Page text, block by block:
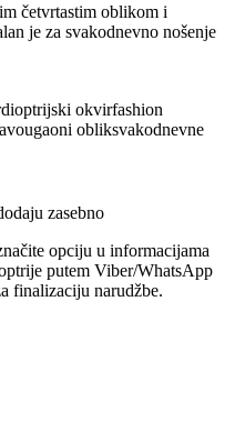
četvrtastim oblikom i
je za svakodnevno nošenje
dioptrijski okvirfashion
obliksvakodnevne
zasebno
opciju u informacijama
putem Viber/WhatsApp
finalizaciju narudžbe.